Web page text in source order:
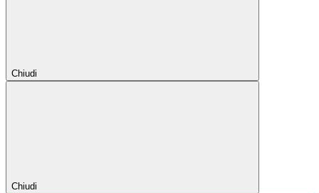
Chiudi
Chiudi